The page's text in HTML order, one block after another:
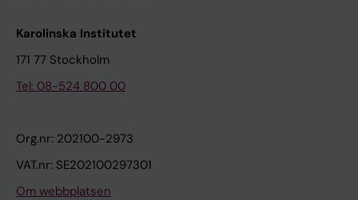
Karolinska Institutet
171 77 Stockholm
Tel: 08-524 800 00
Org.nr: 202100-2973
VAT.nr: SE202100297301
Om webbplatsen